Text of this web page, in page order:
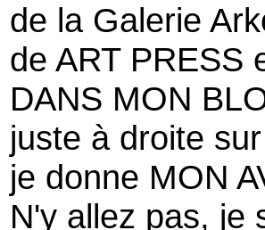
de la Galerie
de ART PRESS
DANS MON
juste à droite
je donne MON
N'y allez pas, je